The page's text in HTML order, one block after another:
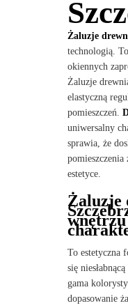
Żaluzje
technologią.
okiennych
Żaluzje
elastyczną
pomieszczeń.
uniwersalny
sprawia, że
pomieszczenia
estetyce.
Żaluzje
To estetyczna
się
gama
dopasowanie